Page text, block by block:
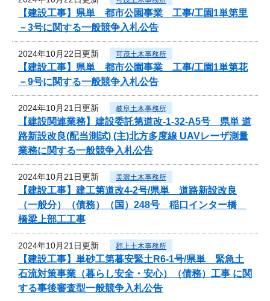
【建設工事】県単 都市公園事業 工事/工園1単第里
－3号に関する一般競争入札公告
2024年10月22日更新 可茂土木事務所
【建設工事】県単 都市公園事業 工事/工園1単第花
－9号に関する一般競争入札公告
2024年10月21日更新 岐阜土木事務所
【建設関連業務】建設委託第道改-1-32-A5号 県単 道
路新設改良(配当測試) (主)北方多度線 UAVレーザ測量
業務に関する一般競争入札公告
2024年10月21日更新 美濃土木事務所
【建設工事】建工第道改4-2号/県単 道路新設改良
（一般分）（債務）（国）248号 稲口インター橋
橋梁上部工工事
2024年10月21日更新 郡上土木事務所
【建設工事】単砂工第暮安緊土R6-1号/県単 緊急土
石流対策事業（暮らし安全・安心）（債務）工事 に関
する事後審査型一般競争入札公告